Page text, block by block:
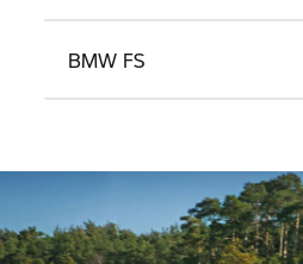
BMW FS